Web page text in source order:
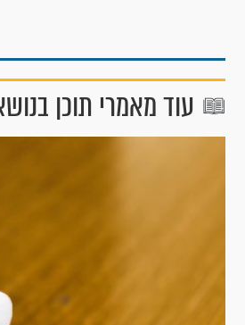
עוד מאמרי תוכן